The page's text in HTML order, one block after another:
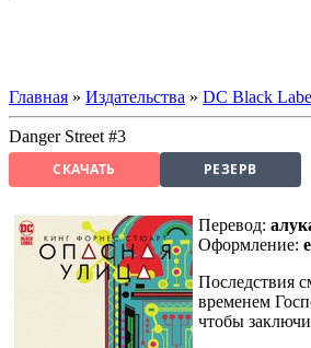
Главная » Издательства » DC Black
Danger Street #3
СКАЧАТЬ
РЕЗЕРВ
Перевод:
Оформление:
Последствия
временем
чтобы